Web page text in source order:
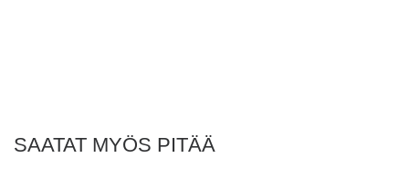
SAATAT MYÖS PITÄÄ